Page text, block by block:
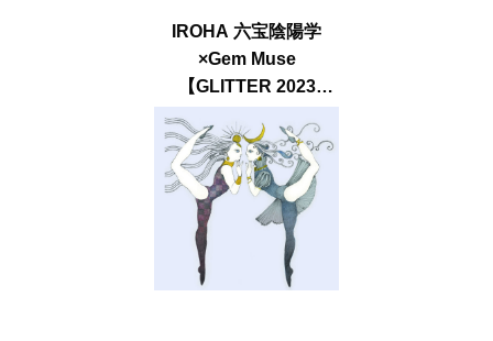
IROHA 六宝陰陽学
×Gem Muse
【GLITTER 2023
SUMMER issue】